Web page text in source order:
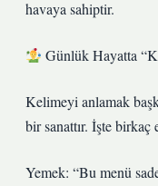
havaya sahiptir.
Günlük Hayatta
Kelimeyi anlamak
bir sanattır. İşte birkaç
Yemek: “Bu menü